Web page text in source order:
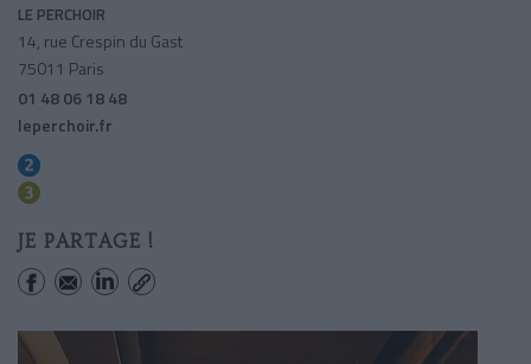
LE PERCHOIR
14, rue Crespin du Gast
75011 Paris
01 48 06 18 48
leperchoir.fr
JE PARTAGE !